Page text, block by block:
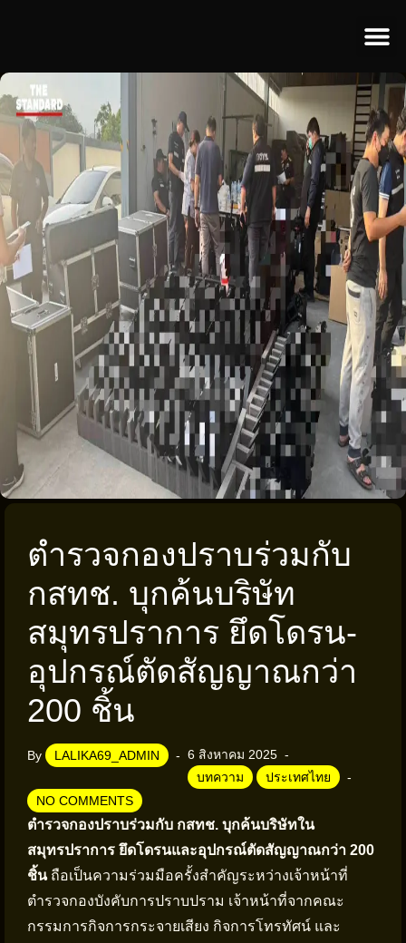
ตำรวจกองปราบร่วมกับ
กสทช. บุกค้นบริษัท
สมุทรปราการ ยึดโดรน-
อุปกรณ์ตัดสัญญาณกว่า
200 ชิ้น
By LALIKA69_ADMIN
6 สิงหาคม 2025
บทความ
ประเทศไทย
NO COMMENTS
ตำรวจกองปราบร่วมกับ กสทช. บุกค้นบริษัทใน
สมุทรปราการ ยึดโดรนและอุปกรณ์ตัดสัญญาณกว่า 200
ชิ้นถือเป็นความร่วมมือครั้งสำคัญระหว่างเจ้าหน้าที่
ตำรวจกองบังคับการปราบปราม เจ้าหน้าที่จากคณะ
กรรมการกิจการกระจายเสียง กิจการโทรทัศน์ และ